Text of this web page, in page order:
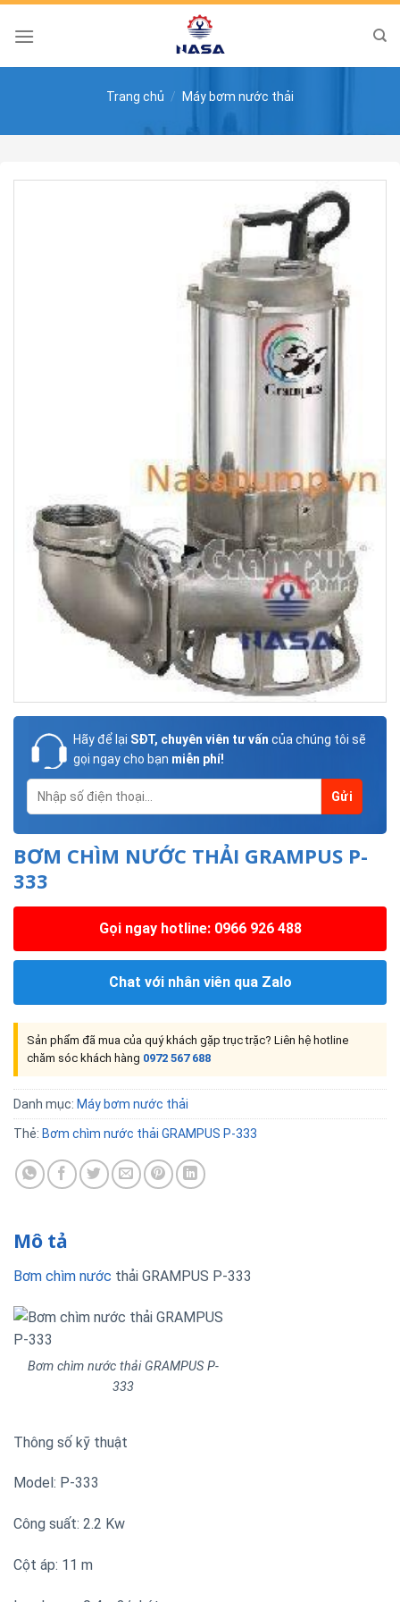
Skip
Trang chủ / Máy bơm nước thải
Hãy để lại SĐT, chuyên viên tư vấn của chúng tôi sẽ
gọi ngay cho bạn miễn phí!
BƠM CHÌM NƯỚC THẢI GRAMPUS P-
333
Gọi ngay hotline: 0966 926 488
Chat với nhân viên qua Zalo
Sản phẩm đã mua của quý khách gặp trục trặc? Liên hệ hotline
chăm sóc khách hàng 0972 567 688
Danh mục: Máy bơm nước thải
Thẻ: Bơm chìm nước thải GRAMPUS P-333
Mô tả
Bơm chìm nước thải GRAMPUS P-333
Bơm chìm nước thải GRAMPUS P-
333
Thông số kỹ thuật
Model: P-333
Công suất: 2.2 Kw
Cột áp: 11 m